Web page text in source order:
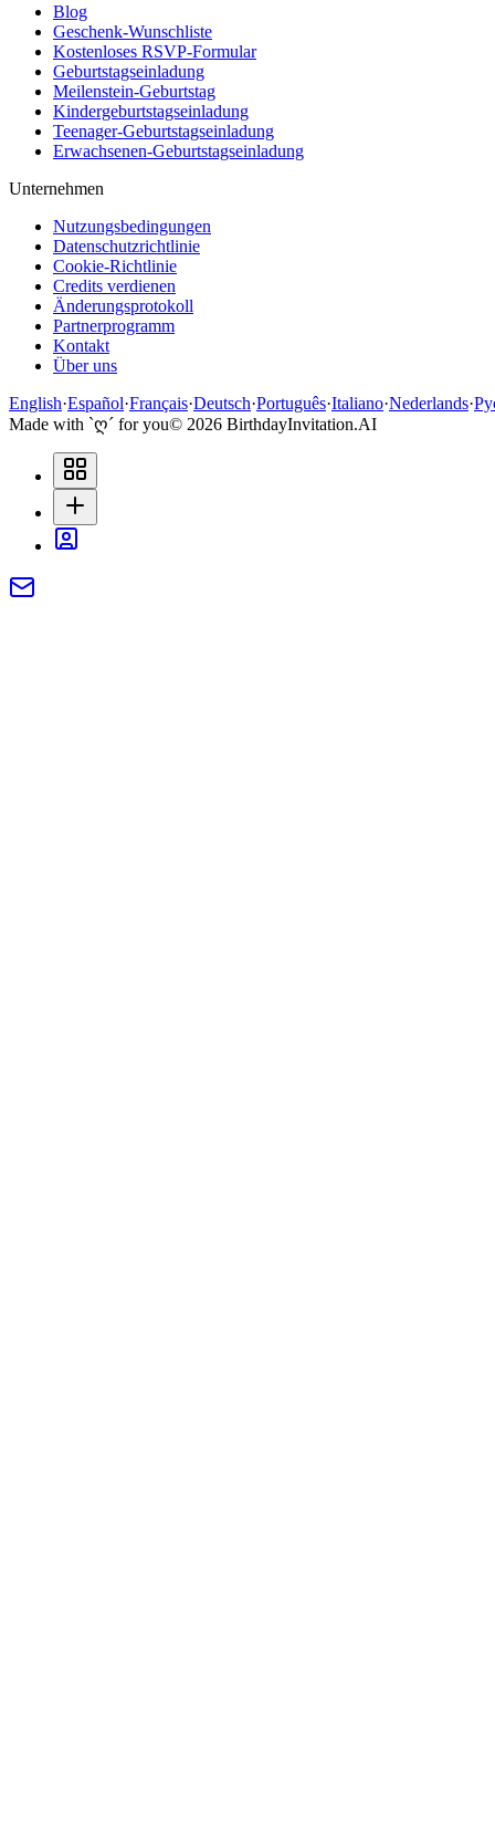
Blog
Geschenk-Wunschliste
Kostenloses RSVP-Formular
Geburtstagseinladung
Meilenstein-Geburtstag
Kindergeburtstagseinladung
Teenager-Geburtstagseinladung
Erwachsenen-Geburtstagseinladung
Unternehmen
Nutzungsbedingungen
Datenschutzrichtlinie
Cookie-Richtlinie
Credits verdienen
Änderungsprotokoll
Partnerprogramm
Kontakt
Über uns
English·Español·Français·Deutsch·Português·Italiano·Nederlands·
Made with `ღ´ for you© 2026 BirthdayInvitation.AI